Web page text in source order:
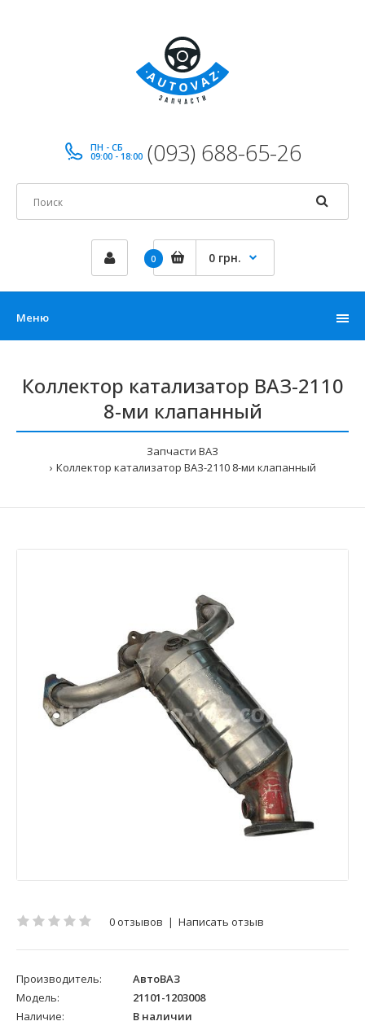
ПН - СБ
09:00 - 18:00 (093) 688-65-26
0 0 грн.
Меню
Коллектор катализатор ВАЗ-2110
8-ми клапанный
Запчасти ВАЗ
Коллектор катализатор ВАЗ-2110 8-ми клапанный
0 отзывов | Написать отзыв
Производитель:
АвтоВАЗ
Модель:
21101-1203008
Наличие:
В наличии